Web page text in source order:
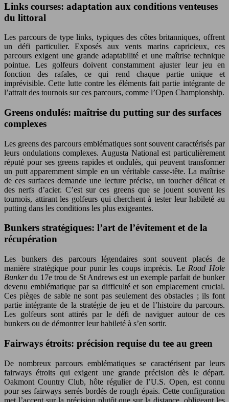
Links courses: adaptation aux conditions venteuses
du littoral
Les parcours de type links, typiques des côtes britanniques, offrent
un défi particulier. Exposés aux vents marins capricieux, ces
parcours exigent une grande adaptabilité et une maîtrise technique
pointue. Les golfeurs doivent constamment ajuster leur jeu en
fonction des rafales, ce qui rend chaque partie unique et
imprévisible. Cette lutte contre les éléments fait partie intégrante de
l’attrait des tournois sur ces parcours, comme l’Open Championship.
Greens ondulés: maîtrise du putting sur des surfaces
complexes
Les greens des parcours emblématiques sont souvent caractérisés par
leurs ondulations complexes. Augusta National est particulièrement
réputé pour ses greens rapides et ondulés, qui peuvent transformer
un putt apparemment simple en un véritable casse-tête. La maîtrise
de ces surfaces demande une lecture précise, un toucher délicat et
des nerfs d’acier. C’est sur ces greens que se jouent souvent les
tournois, attirant les golfeurs qui cherchent à tester leur habileté au
putting dans les conditions les plus exigeantes.
Bunkers stratégiques: l’art de l’évitement et de la
récupération
Les bunkers des parcours légendaires sont souvent placés de
manière stratégique pour punir les coups imprécis. Le Road Hole
Bunkerdu 17e trou de St Andrews est un exemple parfait de bunker
devenu emblématique par sa difficulté et son emplacement crucial.
Ces pièges de sable ne sont pas seulement des obstacles ; ils font
partie intégrante de la stratégie de jeu et de l’histoire du parcours.
Les golfeurs sont attirés par le défi de naviguer autour de ces
bunkers ou de démontrer leur habileté à s’en sortir.
Fairways étroits: précision requise du tee au green
De nombreux parcours emblématiques se caractérisent par leurs
fairways étroits qui exigent une grande précision dès le départ.
Oakmont Country Club, hôte régulier de l’U.S. Open, est connu
pour ses fairways serrés bordés de rough épais. Cette configuration
met l’accent sur la précision plutôt que sur la distance, obligeant les